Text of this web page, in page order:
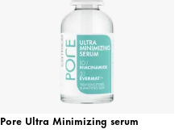
Pore Ultra Minimizing serum